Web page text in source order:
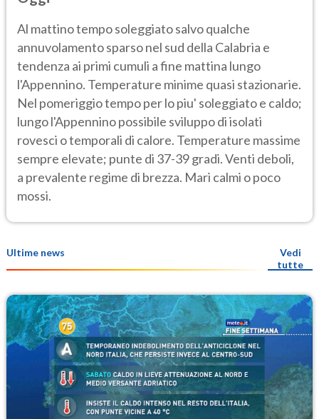
Al mattino tempo soleggiato salvo qualche
annuvolamento sparso nel sud della Calabria e
tendenza ai primi cumuli a fine mattina lungo
l'Appennino. Temperature minime quasi stazionarie.
Nel pomeriggio tempo per lo piu' soleggiato e caldo;
lungo l'Appennino possibile sviluppo di isolati
rovesci o temporali di calore. Temperature massime
sempre elevate; punte di 37-39 gradi. Venti deboli,
a prevalente regime di brezza. Mari calmi o poco
mossi.
Ultime news
Vedi
tutte